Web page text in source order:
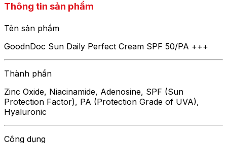
Thông tin sản phẩm
Tên sản phẩm
GoodnDoc Sun Daily Perfect Cream SPF 50/PA +++
Thành phần
Zinc Oxide, Niacinamide, Adenosine, SPF (Sun
Protection Factor), PA (Protection Grade of UVA),
Hyaluronic
Công dụng